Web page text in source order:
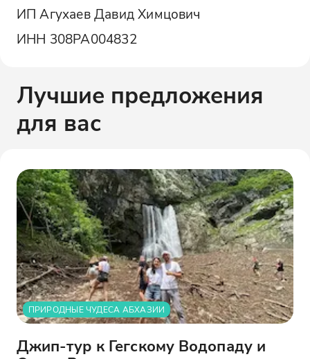
ИП Агухаев Давид Химцович
ИНН 308РА004832
Лучшие предложения
для вас
ПРИРОДНЫЕ ЧУДЕСА АБХАЗИИ
Джип-тур к Гегскому Водопаду и